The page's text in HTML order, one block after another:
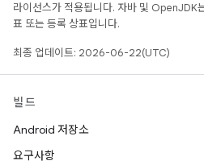
라이선스가 적용됩니다. 자바 및
표 또는 등록 상표입니다.
최종 업데이트: 2026-06-22(UTC)
빌드
Android 저장소
요구사항